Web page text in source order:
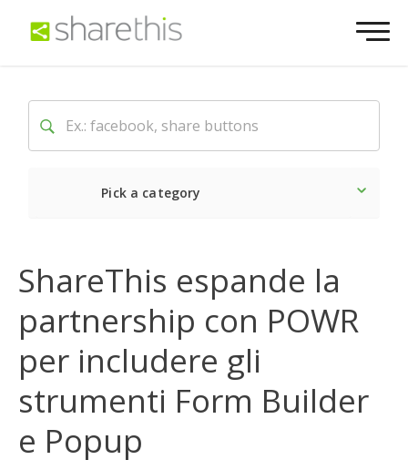
Pick a category
ShareThis espande la
partnership con POWR
per includere gli
strumenti Form Builder
e Popup